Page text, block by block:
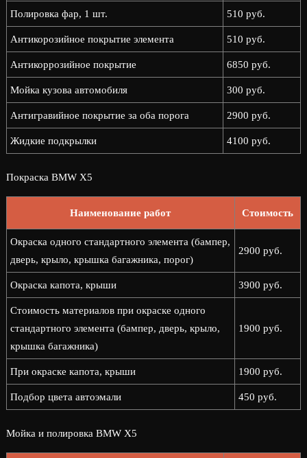
Полировка фар, 1 шт. 510 руб.
Антикорозийное покрытие элемента 510 руб.
Антикоррозийное покрытие 6850 руб.
Мойка кузова автомобиля 300 руб.
Антигравийное покрытие за оба порога 2900 руб.
Жидкие подкрылки 4100 руб.
Покраска BMW X5
Наименование работ Стоимость
Окраска одного стандартного элемента (бампер,
дверь, крыло, крышка багажника, порог)
2900 руб.
Окраска капота, крыши 3900 руб.
Стоимость материалов при окраске одного
стандартного элемента (бампер, дверь, крыло,
крышка багажника)
1900 руб.
При окраске капота, крыши 1900 руб.
Подбор цвета автоэмали 450 руб.
Мойка и полировка BMW X5